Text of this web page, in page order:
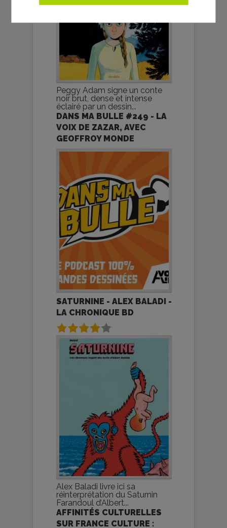
Peggy Adam signe un conte
noir brut, dense et intense
éclairé par un dessin...
DANS MA BULLE #249 - LA
VOIX DE ZAZAR, AVEC
GEOFFROY MONDE
SATURNINE - ALEX BALADI -
LA CHRONIQUE BD
Alex Baladi livre ici sa
réinterprétation du Saturnin
Farandoul d’Albert...
AFFINITÉS CULTURELLES
SUR FRANCE CULTURE :